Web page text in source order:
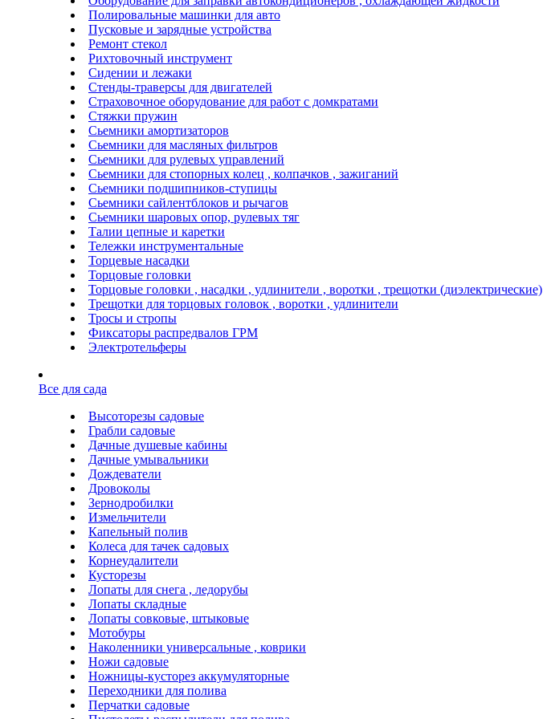
Полировальные машинки для авто
Пусковые и зарядные устройства
Ремонт стекол
Рихтовочный инструмент
Сидении и лежаки
Стенды-траверсы для двигателей
Страховочное оборудование для работ с домкратами
Стяжки пружин
Сьемники амортизаторов
Сьемники для масляных фильтров
Сьемники для рулевых управлений
Сьемники для стопорных колец , колпачков , зажиганий
Сьемники подшипников-ступицы
Сьемники сайлентблоков и рычагов
Сьемники шаровых опор, рулевых тяг
Талии цепные и каретки
Тележки инструментальные
Торцевые насадки
Торцовые головки
Торцовые головки , насадки , удлинители , воротки , трещотки (диэлектрические)
Трещотки для торцовых головок , воротки , удлинители
Тросы и стропы
Фиксаторы распредвалов ГРМ
Электротельферы
Все для сада
Высоторезы садовые
Грабли садовые
Дачные душевые кабины
Дачные умывальники
Дождеватели
Дровоколы
Зернодробилки
Измельчители
Капельный полив
Колеса для тачек садовых
Корнеудалители
Кусторезы
Лопаты для снега , ледорубы
Лопаты складные
Лопаты совковые, штыковые
Мотобуры
Наколенники универсальные , коврики
Ножи садовые
Ножницы-кусторез аккумуляторные
Переходники для полива
Перчатки садовые